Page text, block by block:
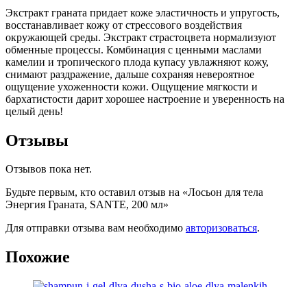
Экстракт граната придает коже эластичность и упругость,
восстанавливает кожу от стрессового воздействия
окружающей среды. Экстракт страстоцвета нормализуют
обменные процессы. Комбинация с ценными маслами
камелии и тропического плода купасу увлажняют кожу,
снимают раздражение, дальше сохраняя невероятное
ощущение ухоженности кожи. Ощущение мягкости и
бархатистости дарит хорошее настроение и уверенность на
целый день!
Отзывы
Отзывов пока нет.
Будьте первым, кто оставил отзыв на «Лосьон для тела
Энергия Граната, SANTE, 200 мл»
Для отправки отзыва вам необходимо авторизоваться.
Похожие